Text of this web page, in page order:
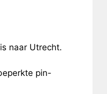
naar Utrecht.
pin-